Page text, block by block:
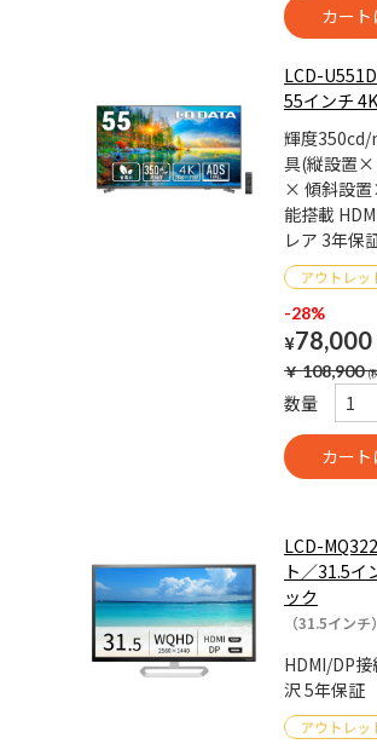
LCD-
55インチ
輝度350cd/
具(縦設置×
× 傾斜設置
能搭載
レア 3年保
-28%
¥78,000
￥108,900
数量
LCD-
ト／31.5イ
ック
（31.5インチ）
HDMI/DP
沢 5年保証